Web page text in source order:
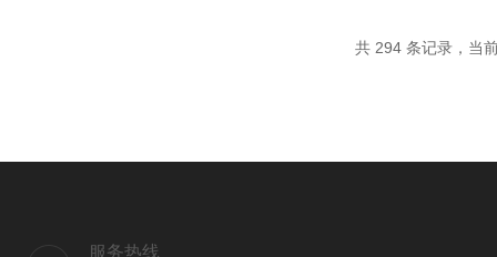
共 294 条记录，当
服务热线